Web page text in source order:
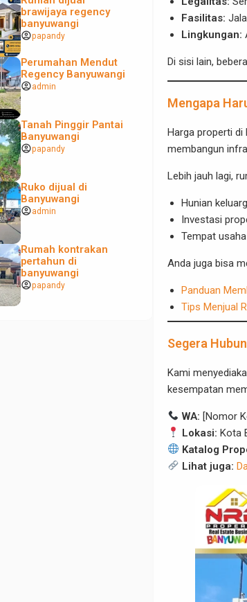
Fasilitas:
Lingkungan:
Di sisi lain,
Mengapa
Harga properti di
membangun
Lebih jauh lagi,
Hunian
Investasi
Tempat
Anda juga bisa
Panduan
Tips Menjual
Segera
Kami
kesempatan
WA: [Nomor
Lokasi: Kota
Katalog
Lihat juga:
brawijaya regency
banyuwangi
account_circlepapandy
Perumahan Mendut
Regency Banyuwangi
account_circleadmin
Tanah Pinggir Pantai
Banyuwangi
account_circlepapandy
Ruko dijual di
Banyuwangi
account_circleadmin
Rumah kontrakan
pertahun di
banyuwangi
account_circlepapandy